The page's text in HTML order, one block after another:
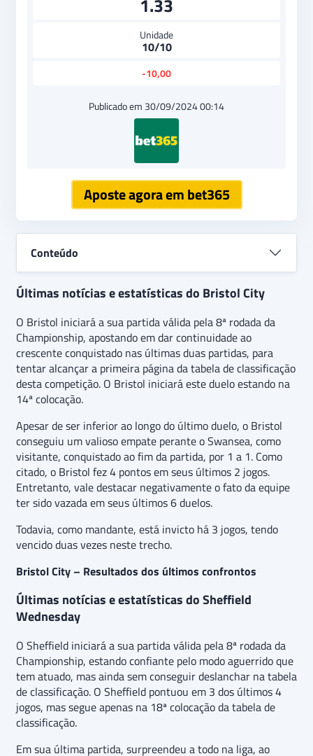
Unidade
10/10
-10,00
Publicado em 30/09/2024 00:14
Aposte agora em bet365
Conteúdo
Últimas notícias e estatísticas do Bristol City
O Bristol iniciará a sua partida válida pela 8ª rodada da
Championship, apostando em dar continuidade ao
crescente conquistado nas últimas duas partidas, para
tentar alcançar a primeira página da tabela de classificação
desta competição. O Bristol iniciará este duelo estando na
14ª colocação.
Apesar de ser inferior ao longo do último duelo, o Bristol
conseguiu um valioso empate perante o Swansea, como
visitante, conquistado ao fim da partida, por 1 a 1. Como
citado, o Bristol fez 4 pontos em seus últimos 2 jogos.
Entretanto, vale destacar negativamente o fato da equipe
ter sido vazada em seus últimos 6 duelos.
Todavia, como mandante, está invicto há 3 jogos, tendo
vencido duas vezes neste trecho.
Bristol City – Resultados dos últimos confrontos
Últimas notícias e estatísticas do Sheffield
Wednesday
O Sheffield iniciará a sua partida válida pela 8ª rodada da
Championship, estando confiante pelo modo aguerrido que
tem atuado, mas ainda sem conseguir deslanchar na tabela
de classificação. O Sheffield pontuou em 3 dos últimos 4
jogos, mas segue apenas na 18ª colocação da tabela de
classificação.
Em sua última partida, surpreendeu a todo na liga, ao